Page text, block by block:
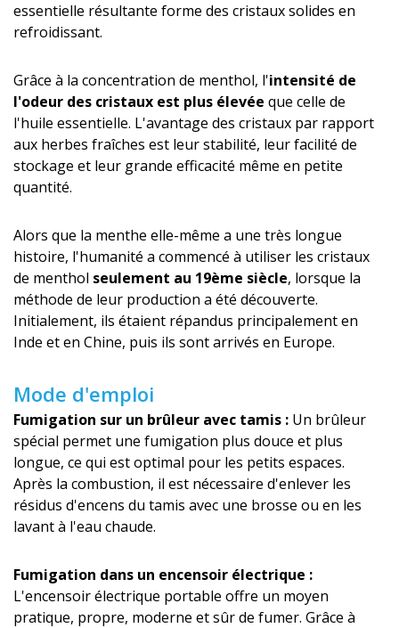
essentielle résultante forme des cristaux solides en
refroidissant.
Grâce à la concentration de menthol, l'intensité de
l'odeur des cristaux est plus élevée que celle de
l'huile essentielle. L'avantage des cristaux par rapport
aux herbes fraîches est leur stabilité, leur facilité de
stockage et leur grande efficacité même en petite
quantité.
Alors que la menthe elle-même a une très longue
histoire, l'humanité a commencé à utiliser les cristaux
de menthol seulement au 19ème siècle, lorsque la
méthode de leur production a été découverte.
Initialement, ils étaient répandus principalement en
Inde et en Chine, puis ils sont arrivés en Europe.
Mode d'emploi
Fumigation sur un brûleur avec tamis : Un brûleur
spécial permet une fumigation plus douce et plus
longue, ce qui est optimal pour les petits espaces.
Après la combustion, il est nécessaire d'enlever les
résidus d'encens du tamis avec une brosse ou en les
lavant à l'eau chaude.
Fumigation dans un encensoir électrique :
L'encensoir électrique portable offre un moyen
pratique, propre, moderne et sûr de fumer. Grâce à